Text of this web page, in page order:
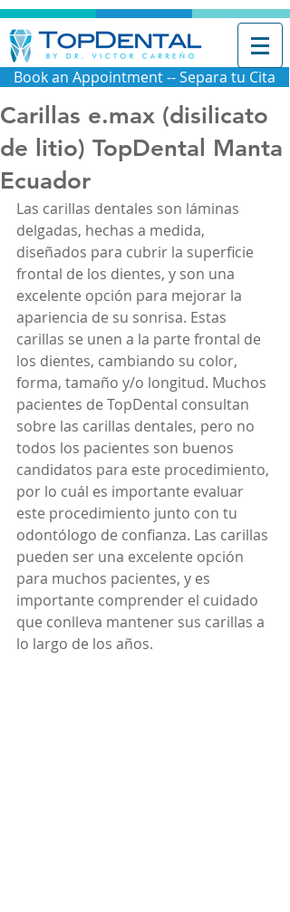
Book an Appointment -- Separa tu Cita
Carillas e.max (disilicato
de litio) TopDental Manta
Ecuador
Las carillas dentales son láminas
delgadas, hechas a medida,
diseñados para cubrir la superficie
frontal de los dientes, y son una
excelente opción para mejorar la
apariencia de su sonrisa. Estas
carillas se unen a la parte frontal de
los dientes, cambiando su color,
forma, tamaño y/o longitud. Muchos
pacientes de TopDental consultan
sobre las carillas dentales, pero no
todos los pacientes son buenos
candidatos para este procedimiento,
por lo cuál es importante evaluar
este procedimiento junto con tu
odontólogo de confianza. Las carillas
pueden ser una excelente opción
para muchos pacientes, y es
importante comprender el cuidado
que conlleva mantener sus carillas a
lo largo de los años.